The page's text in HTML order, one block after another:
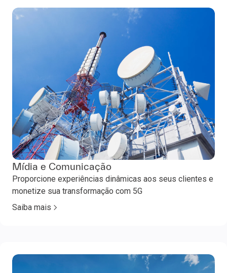
Mídia e Comunicação
Proporcione experiências dinâmicas aos seus clientes e
monetize sua transformação com 5G
Saiba mais